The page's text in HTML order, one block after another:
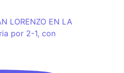
LORENZO EN LA
por 2-1, con